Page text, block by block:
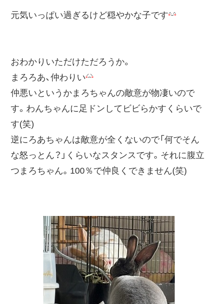
元気いっぱい過ぎるけど穏やかな子です
おわかりいただけただろうか。
まろろあ、仲わりい
仲悪いというかまろちゃんの敵意が物凄いので
す。わんちゃんに足ドンしてビビらかすくらいで
す(笑)
逆にろあちゃんは敵意が全くないので「何でそん
な怒っとん？」くらいなスタンスです。それに腹立
つまろちゃん。100％で仲良くできません(笑)